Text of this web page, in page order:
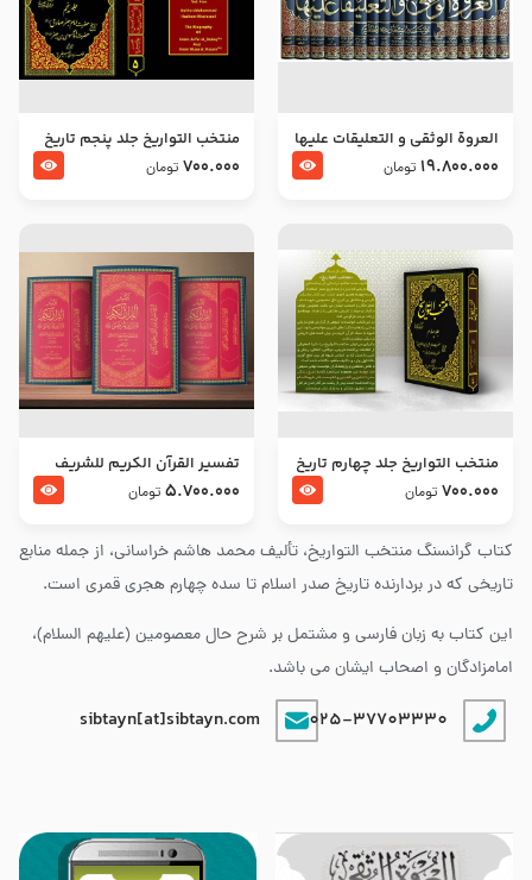
کتاب گرانسنگ منتخب التواريخ، تألیف محمد هاشم خراسانی، از جمله منابع
تاریخی که در بردارنده تاریخ صدر اسلام تا سده چهارم هجری قمری است.
این کتاب به زبان فارسی و مشتمل بر شرح حال معصومین (علیهم السلام)،
امامزادگان و اصحاب ایشان می باشد.
025-37703330
sibtayn[at]sibtayn.com
العروة الوثقى و التعليقات عليها
– طرح جدید
19.800.000 تومان
منتخب التواریخ جلد پنجم تاریخ
امام جعفر صادق و امام موسی
700.000 تومان
منتخب التواریخ جلد چهارم تاریخ
امام زین العابدین و امام محمد
700.000 تومان
تفسير القرآن الكريم للشريف
المرتضي قدس سرّه
5.700.000 تومان